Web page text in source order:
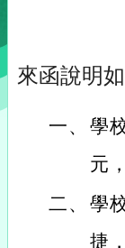
來函說明
一、 學
元
二、 學
捷